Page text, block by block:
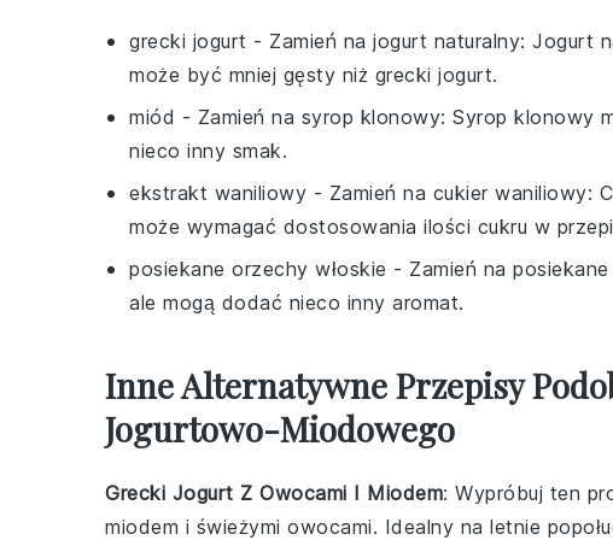
grecki jogurt - Zamień na jogurt naturalny: Jogurt
może być mniej gęsty niż grecki jogurt.
miód - Zamień na syrop klonowy: Syrop klonowy
nieco inny smak.
ekstrakt waniliowy - Zamień na cukier waniliowy:
może wymagać dostosowania ilości cukru w
posiekane orzechy włoskie - Zamień na posiekane
ale mogą dodać nieco inny aromat.
Inne Alternatywne Przepisy
Jogurtowo-Miodowego
Grecki Jogurt Z Owocami I Miodem: Wypróbuj ten
miodem i świeżymi owocami. Idealny na letnie